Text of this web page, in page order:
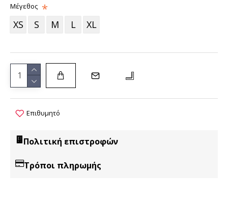
Μέγεθος
XS S M L XL
Επιθυμητό
Πολιτική επιστροφών
Τρόποι πληρωμής